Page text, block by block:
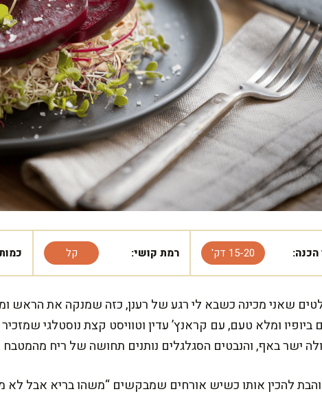
הכנה: 15-20 דק' רמת קושי: קל
שאני מכינה כשבא לי רגע של רענן, כזה שמנקה את הראש
ביופיו ומלא טעם, עם קראנץ’ עדין וטוויסט קצת נוסטלגי
ישר באף, והנבטים הסגלגלים נותנים תחושה של ריח
להכין אותו כשיש אורחים שמבקשים “משהו בריא אבל לא